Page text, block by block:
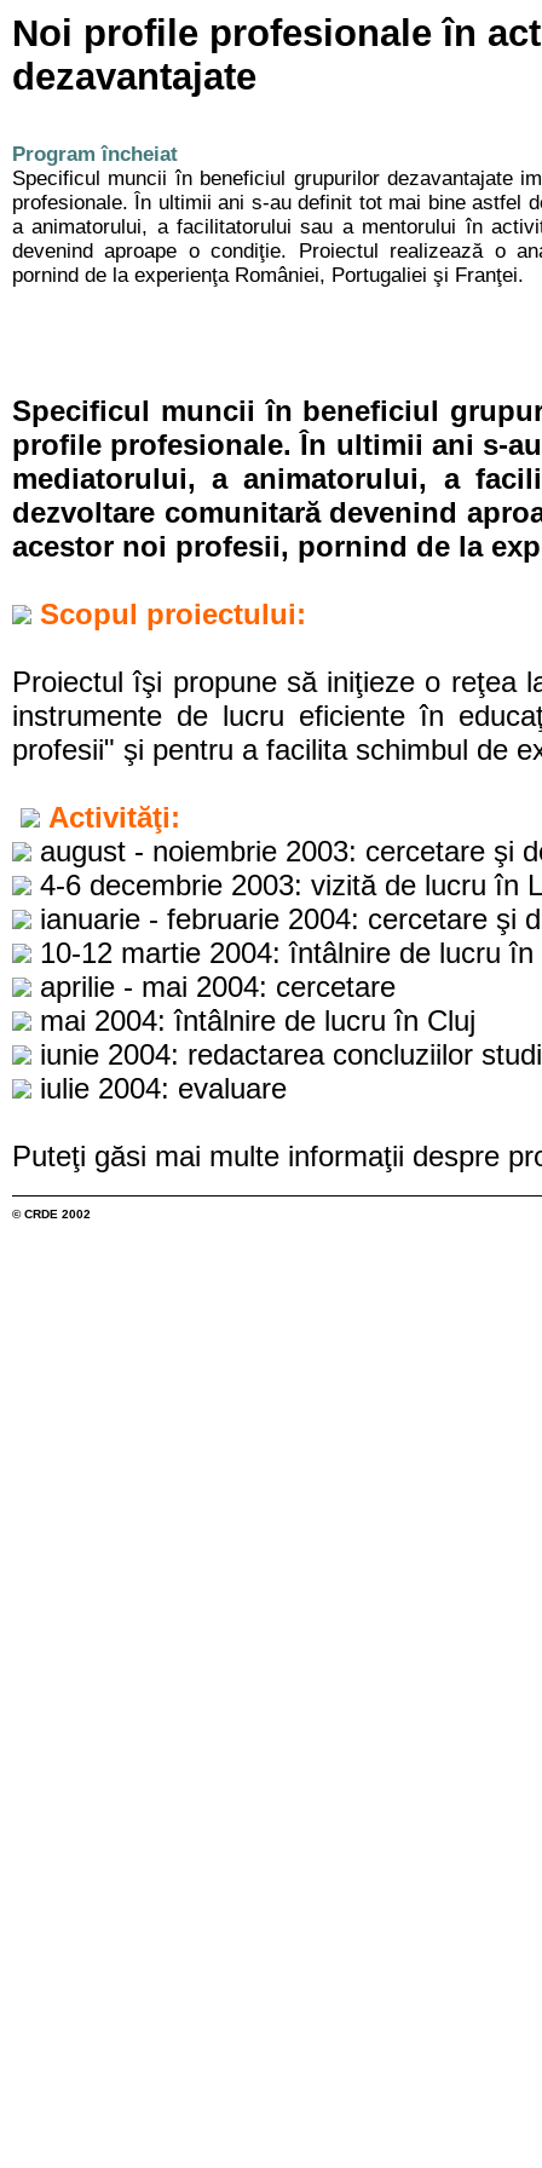
Noi profile profesionale în
dezavantajate
Program încheiat
Specificul muncii în beneficiul grupurilor dezavantajate
profesionale. În ultimii ani s-au definit tot mai bine astfel
a animatorului, a facilitatorului sau a mentorului în
devenind aproape o condiţie. Proiectul realizează o
pornind de la experienţa României, Portugaliei şi Franţei.
Specificul muncii în beneficiul
profile profesionale. În ultimii ani s-
mediatorului, a animatorului, a
dezvoltare comunitară devenind
acestor noi profesii, pornind de la
Scopul proiectului:
Proiectul îşi propune să iniţieze o reţea
instrumente de lucru eficiente în
profesii" şi pentru a facilita schimbul de
Activităţi:
august - noiembrie 2003: cercetare şi
4-6 decembrie 2003: vizită de lucru în
ianuarie - februarie 2004: cercetare şi
10-12 martie 2004: întâlnire de lucru
aprilie - mai 2004: cercetare
mai 2004: întâlnire de lucru în Cluj
iunie 2004: redactarea concluziilor
iulie 2004: evaluare
Puteţi găsi mai multe informaţii despre
© CRDE 2002